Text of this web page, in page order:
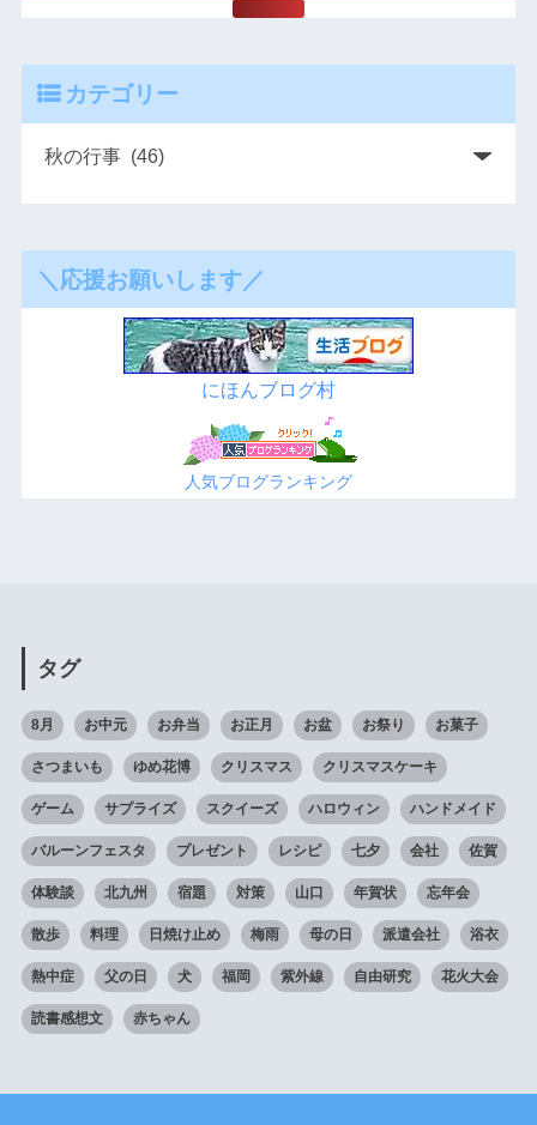
カテゴリー
＼応援お願いします／
にほんブログ村
人気ブログランキング
タグ
8月 お中元 お弁当 お正月 お盆 お祭り お菓子
さつまいも ゆめ花博 クリスマス クリスマスケーキ
ゲーム サプライズ スクイーズ ハロウィン ハンドメイド
バルーンフェスタ プレゼント レシピ 七夕 会社 佐賀
体験談 北九州 宿題 対策 山口 年賀状 忘年会
散歩 料理 日焼け止め 梅雨 母の日 派遣会社 浴衣
熱中症 父の日 犬 福岡 紫外線 自由研究 花火大会
読書感想文 赤ちゃん